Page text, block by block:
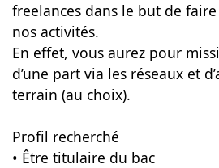
freelances dans le but de
nos activités.
En effet, vous aurez pour
d’une part via les réseaux et
terrain (au choix).
Profil recherché
• Être titulaire du bac